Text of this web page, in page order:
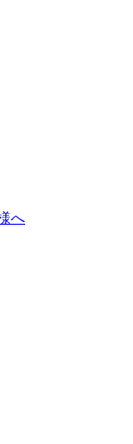
へ